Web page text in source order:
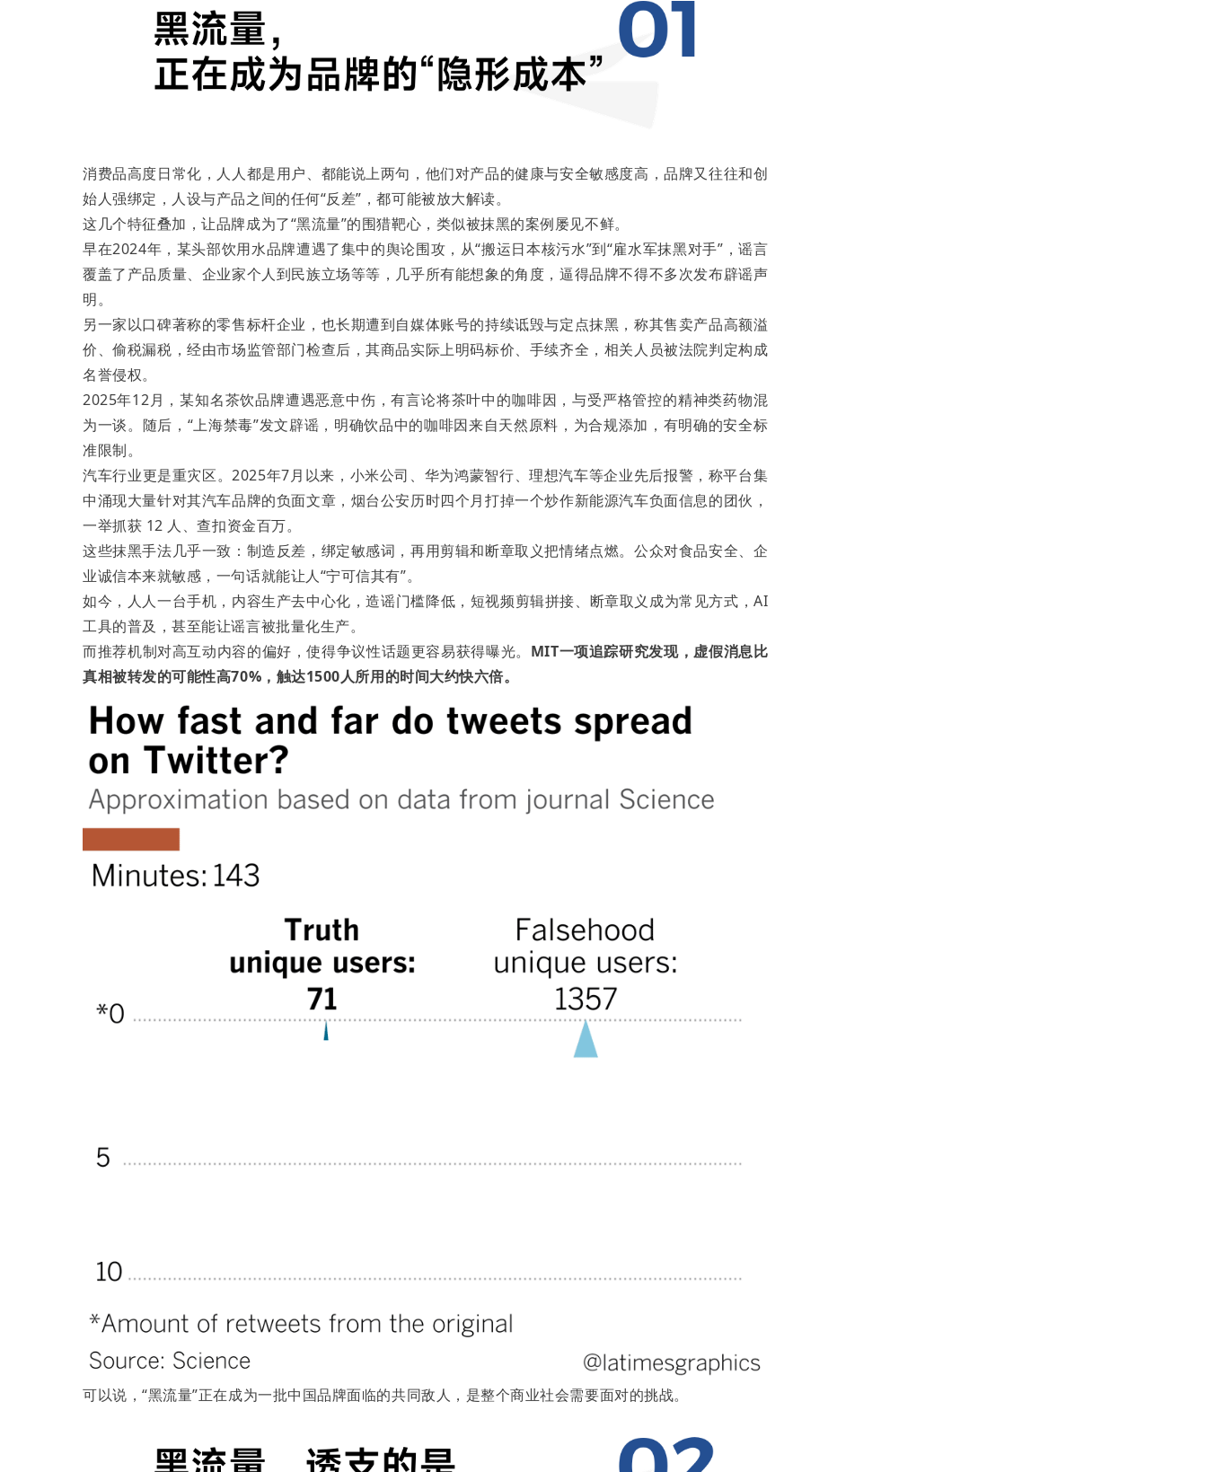
消费品高度日常化，人人都是用户、都能说上两句，他们对产品的健康与安全敏感度高，品牌又往往和创
始人强绑定，人设与产品之间的任何“反差”，都可能被放大解读。
这几个特征叠加，让品牌成为了“黑流量”的围猎靶心，类似被抹黑的案例屡见不鲜。
早在2024年，某头部饮用水品牌遭遇了集中的舆论围攻，从“搬运日本核污水”到“雇水军抹黑对手”，谣言
覆盖了产品质量、企业家个人到民族立场等等，几乎所有能想象的角度，逼得品牌不得不多次发布辟谣声
明。
另一家以口碑著称的零售标杆企业，也长期遭到自媒体账号的持续诋毁与定点抹黑，称其售卖产品高额溢
价、偷税漏税，经由市场监管部门检查后，其商品实际上明码标价、手续齐全，相关人员被法院判定构成
名誉侵权。
2025年12月，某知名茶饮品牌遭遇恶意中伤，有言论将茶叶中的咖啡因，与受严格管控的精神类药物混
为一谈。随后，“上海禁毒”发文辟谣，明确饮品中的咖啡因来自天然原料，为合规添加，有明确的安全标
准限制。
汽车行业更是重灾区。2025年7月以来，小米公司、华为鸿蒙智行、理想汽车等企业先后报警，称平台集
中涌现大量针对其汽车品牌的负面文章，烟台公安历时四个月打掉一个炒作新能源汽车负面信息的团伙，
一举抓获 12 人、查扣资金百万。
这些抹黑手法几乎一致：制造反差，绑定敏感词，再用剪辑和断章取义把情绪点燃。公众对食品安全、企
业诚信本来就敏感，一句话就能让人“宁可信其有”。
如今，人人一台手机，内容生产去中心化，造谣门槛降低，短视频剪辑拼接、断章取义成为常见方式，AI
工具的普及，甚至能让谣言被批量化生产。
而推荐机制对高互动内容的偏好，使得争议性话题更容易获得曝光。 MIT一项追踪研究发现，虚假消息比
真相被转发的可能性高70%，触达1500人所用的时间大约快六倍。
可以说，“黑流量”正在成为一批中国品牌面临的共同敌人，是整个商业社会需要面对的挑战。